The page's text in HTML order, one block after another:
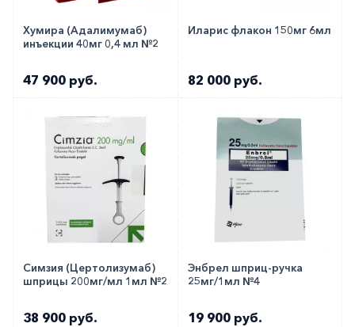
Хумира (Адалимумаб)
инъекции 40мг 0,4 мл №2
47 900 руб.
Иларис флакон 150мг 6мл
82 000 руб.
Симзия (Цертолизумаб)
шприцы 200мг/мл 1мл №2
38 900 руб.
Энбрел шприц-ручка
25мг/1мл №4
19 900 руб.